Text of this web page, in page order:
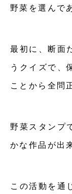
野菜を選んで
最初に、断面
うクイズで、
ことから全問
野菜スタンプ
かな作品が出
この活動を通